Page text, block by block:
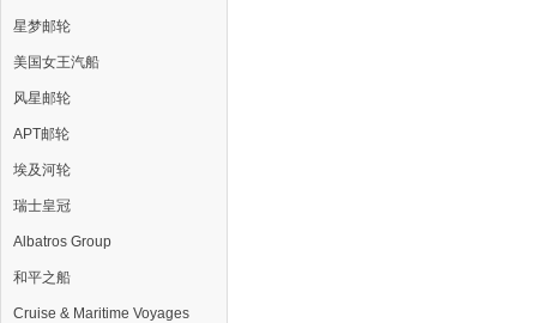
星梦邮轮
美国女王汽船
风星邮轮
APT邮轮
埃及河轮
瑞士皇冠
Albatros Group
和平之船
Cruise & Maritime Voyages